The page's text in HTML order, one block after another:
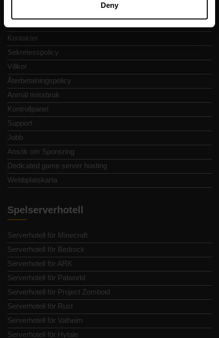
Deny
Kontakter
Sekretesspolicy
Villkor
Återbetalningspolicy
Anmäl missbruk
Kontrollpanel
Support
Jobb
Ansök om Sponsring
Dedicated game server hosting
Webbplatskarta
Spelserverhotell
Serverhotell för Minecraft
Serverhotell för Bedrock
Serverhotell för ARK
Serverhotell för Palworld
Serverhotell för Project Zomboid
Serverhotell för Rust
Serverhotell för Valheim
Serverhotell för Hytale